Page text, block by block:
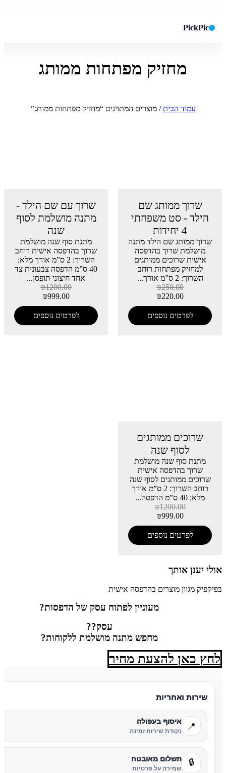
PickPic
חיפוש באתר
חפש
מחזיק מפתחות ממותג
עמוד הבית/ מוצרים המתויגים “מחזיק מפתחות ממותג”
שרוך ממותג שם
הילד - סט משפחתי
4 יחידות
שרוך ממותג שם הילד מתנה
מושלמת שרוך בהדפסה
אישית שרוכים ממותגים
למחזיק מפתחות רוחב
השרוך: 2 ס”מ אורך...
₪250.00
₪220.00
לפרטים נוספים
שרוך עם שם הילד -
מתנה מושלמת לסוף
שנה
מתנת סוף שנה מושלמת
שרוך בהדפסה אישית רוחב
השרוך: 2 ס”מ אורך מלא:
40 ס”מ הדפסה צבעונית צד
אחד חיצוני תופסן...
₪1200.00
₪999.00
לפרטים נוספים
שרוכים ממותגים
לסוף שנה
מתנת סוף שנה מושלמת
שרוך בהדפסה אישית
שרוכים ממותגים לסוף שנה
רוחב השרוך: 2 ס”מ אורך
מלא: 40 ס”מ הדפסה...
₪1200.00
₪999.00
לפרטים נוספים
אולי יענן אותך
בפיקפיק מגוון מוצרים בהדפסה אישית
מעוניין לפתוח עסק של הדפסות?
עסק??
מחפש מתנה מושלמת ללקוחות?
לחץ כאן להצעת מחיר
שירות ואחריות
📍 איסוף בעפולה
נקודת שירות זמינה
🔒 תשלום מאובטח
שמירה על פרטיות